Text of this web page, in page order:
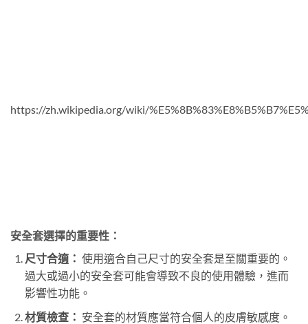
https://zh.wikipedia.org/wiki/
安全套選擇的重要性：
尺寸合適： 使用適合自己尺寸的安全套是至關重要的。
過大或過小的安全套可能會導致不良的使用體驗，進而
影響性功能。
材質檢查： 安全套的材質應當符合個人的皮膚敏感度。